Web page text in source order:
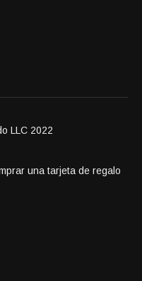
LLC 2022
una tarjeta de regalo